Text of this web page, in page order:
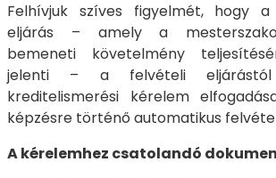
Felhívjuk szíves figyelmét, hogy a
eljárás – amely a
bemeneti követelmény
jelenti – a felvételi
kreditelismerési kérelem
képzésre történő automatikus
A kérelemhez csatolandó